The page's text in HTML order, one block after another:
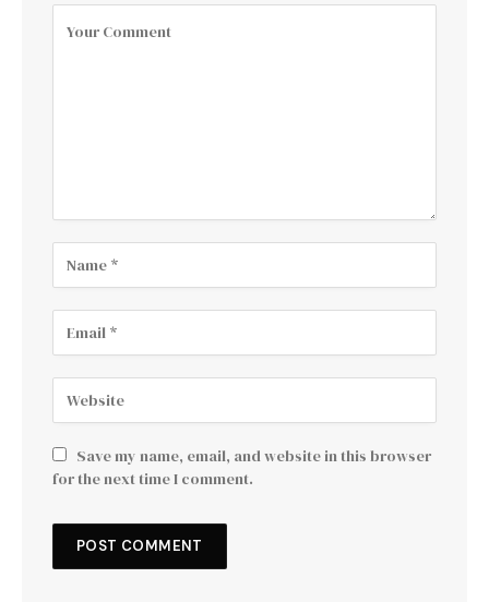
Save my name, email, and website in this browser
for the next time I comment.